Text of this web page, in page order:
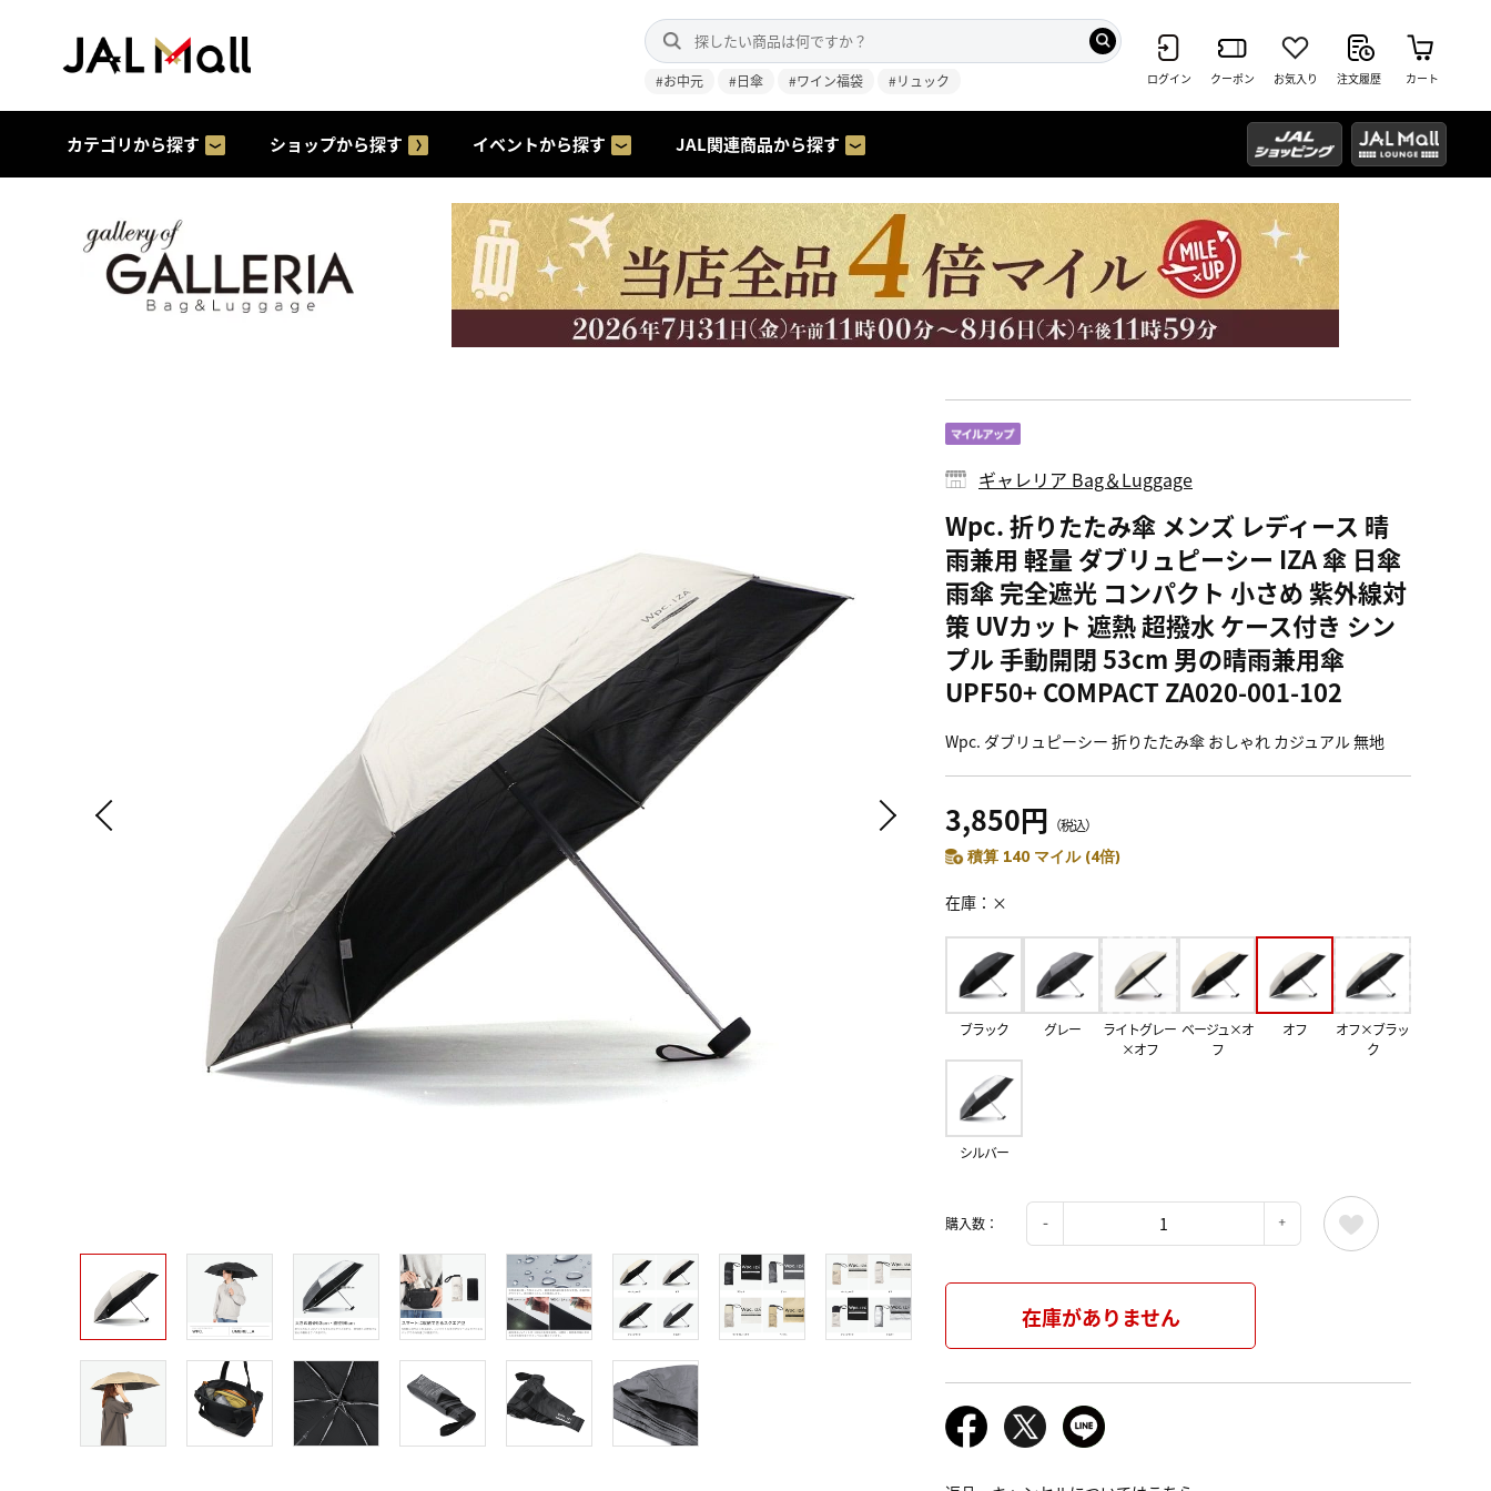
#お中元 #日傘 #ワイン福袋 #リュック ログイン クーポン お気入り 注文履歴 カート
カテゴリから探す ショップから探す イベントから探す JAL関連商品から探す
ギャレリア Bag＆Luggage
Wpc. 折りたたみ傘 メンズ レディース 晴
雨兼用 軽量 ダブリュピーシー IZA 傘 日傘
雨傘 完全遮光 コンパクト 小さめ 紫外線対
策 UVカット 遮熱 超撥水 ケース付き シン
プル 手動開閉 53cm 男の晴雨兼用傘
UPF50+ COMPACT ZA020-001-102
Wpc. ダブリュピーシー 折りたたみ傘 おしゃれ カジュアル 無地
3,850円 （税込）
積算 140 マイル (4倍)
在庫 ×
ブラック グレー
ライトグレー
×オフ
ベージュ×オ
フ
オフ
オフ×ブラッ
ク
シルバー
購入数：
在庫がありません